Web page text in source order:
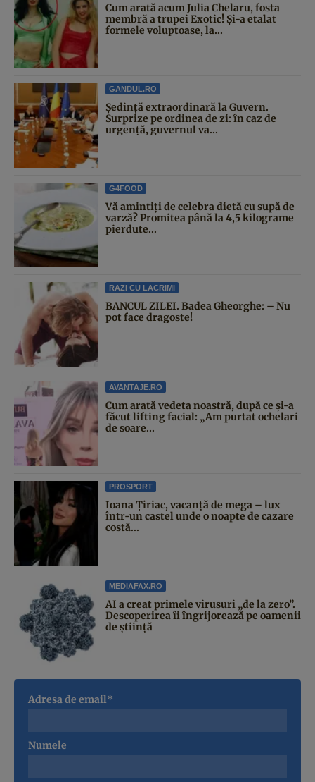
Cum arată acum Julia Chelaru, fosta
membră a trupei Exotic! Și-a etalat
formele voluptoase, la...
GANDUL.RO
Şedinţă extraordinară la Guvern.
Surprize pe ordinea de zi: în caz de
urgență, guvernul va...
G4FOOD
Vă amintiți de celebra dietă cu supă de
varză? Promitea până la 4,5 kilograme
pierdute...
RAZI CU LACRIMI
BANCUL ZILEI. Badea Gheorghe: – Nu
pot face dragoste!
AVANTAJE.RO
Cum arată vedeta noastră, după ce și-a
făcut lifting facial: „Am purtat ochelari
de soare...
PROSPORT
Ioana Țiriac, vacanță de mega – lux
într-un castel unde o noapte de cazare
costă...
MEDIAFAX.RO
AI a creat primele virusuri „de la zero”.
Descoperirea îi îngrijorează pe oamenii
de știință
Adresa de email*
Numele